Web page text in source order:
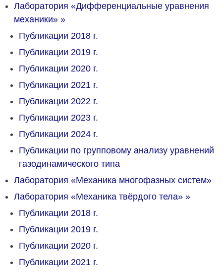
Лаборатория «Дифференциальные уравнения
механики» »
Публикации 2018 г.
Публикации 2019 г.
Публикации 2020 г.
Публикации 2021 г.
Публикации 2022 г.
Публикации 2023 г.
Публикации 2024 г.
Публикации по групповому анализу уравнений
газодинамического типа
Лаборатория «Механика многофазных систем»
Лаборатория «Механика твёрдого тела» »
Публикации 2018 г.
Публикации 2019 г.
Публикации 2020 г.
Публикации 2021 г.